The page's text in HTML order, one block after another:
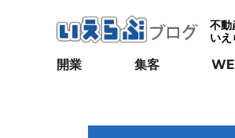
不動
い
開業 集客